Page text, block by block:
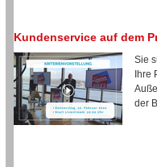
Kundenservice auf dem
Sie
Ihre
der